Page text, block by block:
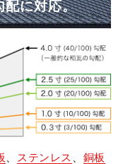
に対応。
ステンレス
銅板